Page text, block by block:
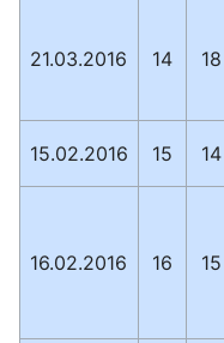
21.03.2016 14 18
15.02.2016 15 14
16.02.2016 16 15